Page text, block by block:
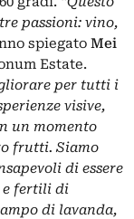
passioni: vino,
spiegato Mei
Estate.
per tutti i
visive,
un momento
frutti. Siamo
di essere
e fertili di
di lavanda,